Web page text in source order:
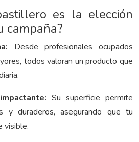
es la elección
campaña?
Desde profesionales ocupados
todos valoran un producto que
Su superficie permite
y duraderos, asegurando que tu
visible.